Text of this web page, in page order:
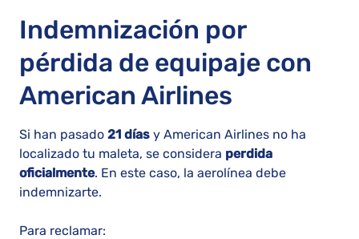
Indemnización por
pérdida de equipaje con
American Airlines
Si han pasado 21 días y American Airlines no ha
localizado tu maleta, se considera perdida
oficialmente. En este caso, la aerolínea debe
indemnizarte.
Para reclamar: